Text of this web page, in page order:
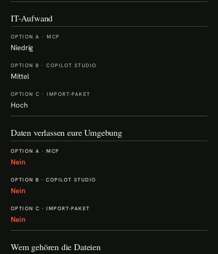
IT-Aufwand
Niedrig
Mittel
Hoch
Daten verlassen eure Umgebung
Nein
Nein
Nein
Wem gehören die Dateien